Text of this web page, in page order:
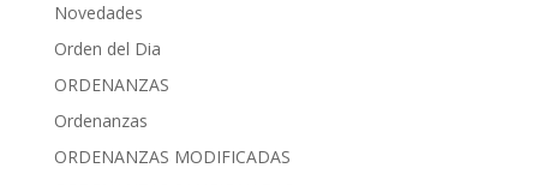
Novedades
Orden del Dia
ORDENANZAS
Ordenanzas
ORDENANZAS MODIFICADAS